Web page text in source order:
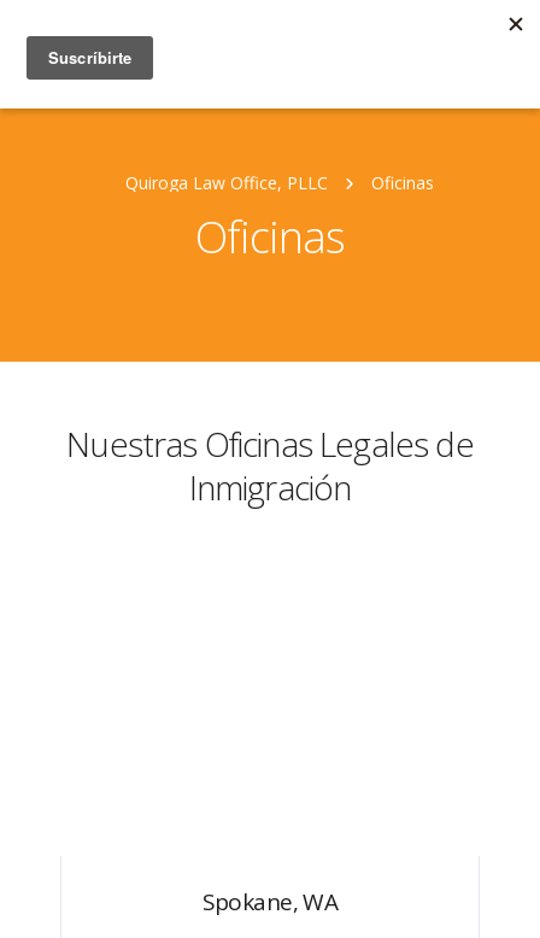
Quiroga Law Office, PLLC Oficinas
Oficinas
Nuestras Oficinas Legales de
Inmigración
Spokane, WA